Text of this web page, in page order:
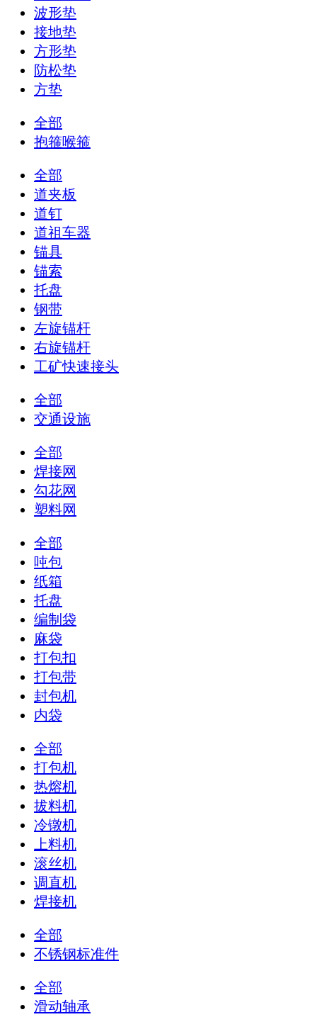
波形垫
接地垫
方形垫
防松垫
方垫
全部
抱箍喉箍
全部
道夹板
道钉
道祖车器
锚具
锚索
托盘
钢带
左旋锚杆
右旋锚杆
工矿快速接头
全部
交通设施
全部
焊接网
勾花网
塑料网
全部
吨包
纸箱
托盘
编制袋
麻袋
打包扣
打包带
封包机
内袋
全部
打包机
热熔机
拔料机
冷镦机
上料机
滚丝机
调直机
焊接机
全部
不锈钢标准件
全部
滑动轴承